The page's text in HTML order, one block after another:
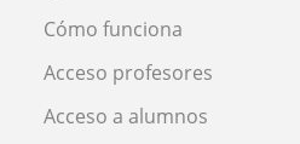
Cómo funciona
Acceso profesores
Acceso a alumnos